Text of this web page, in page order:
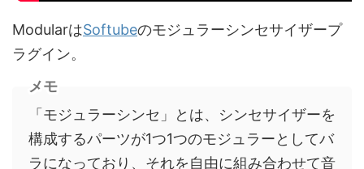
ModularはSoftubeのモジュラーシンセサイザープ
ラグイン。
メモ
「モジュラーシンセ」とは、シンセサイザーを
構成するパーツが1つ1つのモジュラーとしてバ
ラになっており、それを自由に組み合わせて音